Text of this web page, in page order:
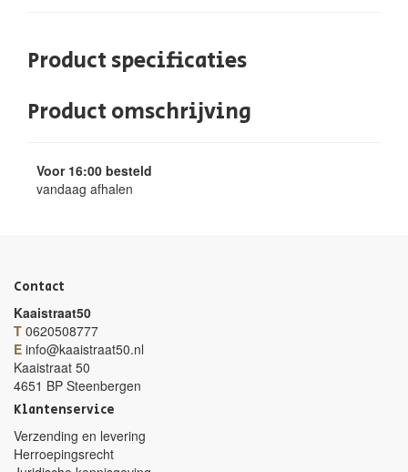
Product specificaties
Product omschrijving
Voor 16:00 besteld
vandaag afhalen
Contact
Kaaistraat50
T 0620508777
E info@kaaistraat50.nl
Kaaistraat 50
4651 BP Steenbergen
Klantenservice
Verzending en levering
Herroepingsrecht